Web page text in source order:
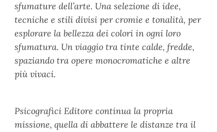
sfumature dell’arte. Una selezione di idee,
tecniche e stili divisi per cromie e tonalità, per
esplorare la bellezza dei colori in ogni loro
sfumatura. Un viaggio tra tinte calde, fredde,
spaziando tra opere monocromatiche e altre
più vivaci.
Psicografici Editore continua la propria
missione, quella di abbattere le distanze tra il